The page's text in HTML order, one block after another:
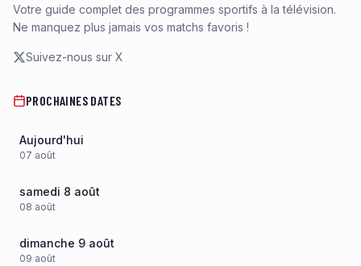
Votre guide complet des programmes sportifs à la télévision.
Ne manquez plus jamais vos matchs favoris !
Suivez-nous sur X
PROCHAINES DATES
Aujourd'hui
07 août
samedi 8 août
08 août
dimanche 9 août
09 août